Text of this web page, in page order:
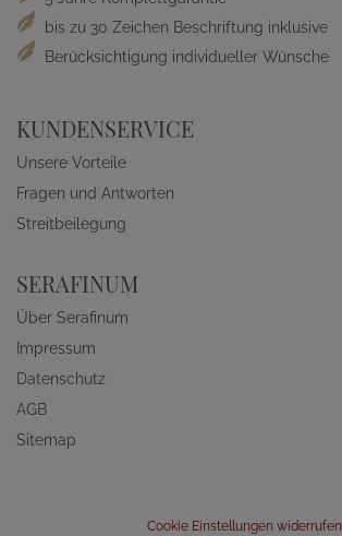
bis zu 30 Zeichen Beschriftung inklusive
Berücksichtigung individueller Wünsche
KUNDENSERVICE
Unsere Vorteile
Fragen und Antworten
Streitbeilegung
SERAFINUM
Über Serafinum
Impressum
Datenschutz
AGB
Sitemap
Cookie Einstellungen widerrufen